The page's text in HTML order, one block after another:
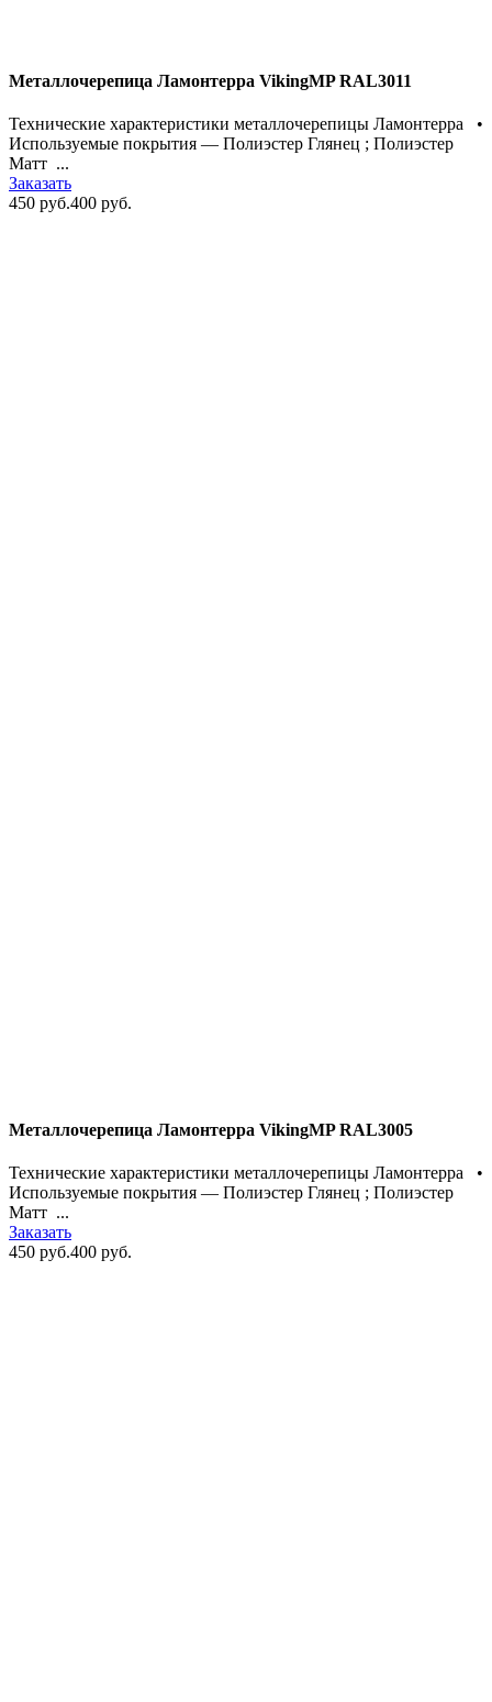
Металлочерепица Ламонтерра VikingMP RAL3011
Технические характеристики металлочерепицы Ламонтерра •
Используемые покрытия — Полиэстер Глянец ; Полиэстер
Матт ...
Заказать
450 руб.400 руб.
Металлочерепица Ламонтерра VikingMP RAL3005
Технические характеристики металлочерепицы Ламонтерра •
Используемые покрытия — Полиэстер Глянец ; Полиэстер
Матт ...
Заказать
450 руб.400 руб.